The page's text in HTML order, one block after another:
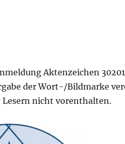
Aktenzeichen
der Wort-/Bildmarke
Lesern nicht vorenthalten.